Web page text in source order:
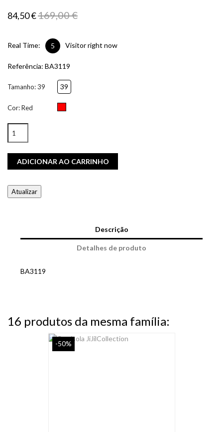
84,50 €169,00 €
Real Time: 5 Visitor right now
Referência: BA3119
Tamanho: 39 39
Cor: Red
ADICIONAR AO CARRINHO
Descrição
Detalhes de produto
BA3119
16 produtos da mesma família:
-50%